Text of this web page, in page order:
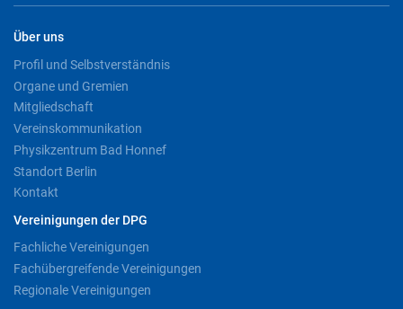
Über uns
Profil und Selbstverständnis
Organe und Gremien
Mitgliedschaft
Vereinskommunikation
Physikzentrum Bad Honnef
Standort Berlin
Kontakt
Vereinigungen der DPG
Fachliche Vereinigungen
Fachübergreifende Vereinigungen
Regionale Vereinigungen